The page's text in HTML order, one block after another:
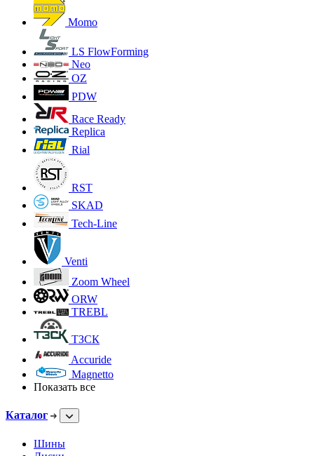
Momo
LS FlowForming
Neo
OZ
PDW
Race Ready
Replica
Rial
RST
SKAD
Tech-Line
Venti
Zoom Wheel
ORW
TREBL
ТЗСК
Accuride
Magnetto
Показать все
Каталог
Шины